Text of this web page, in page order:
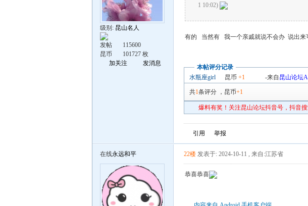
级别: 昆山名人
发帖
115600
昆币
101727 枚
加关注
发消息
1 10:02)
有的 当然有 我一个亲戚就说不会办 说出来
本帖评分记录
水瓶座girl
昆币 +1 -来自 昆山论坛
共1条评分 ， 昆币+1
爆料有奖！关注昆山论坛抖音号，抖音
引用 举报
在线永远和平 22楼 发表于: 2024-10-11 , 来自:江苏省
恭喜恭喜